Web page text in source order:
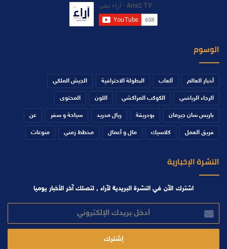
الوسوم
أخبار العالم ألعاب البطولة الاحترافية الجيش الملكي
الرجاء الرياضي الكوكب المراكشي اللون المحتوى
باريس سان جيرمان بودريقة ريال مدريد سياحة و سفر عن
فريق العمل كلاسيك مال و أعمال مخطط زمني منوعات
النشرة الإخبارية
اشترك الآن في النشرة البريدية لآراء , لتصلك آخر الأخبار يوميا
بريدك
الإلكتروني